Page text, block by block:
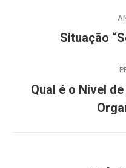
Situação
Qual é o Nível